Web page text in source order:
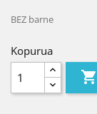
BEZ barne
Kopurua
